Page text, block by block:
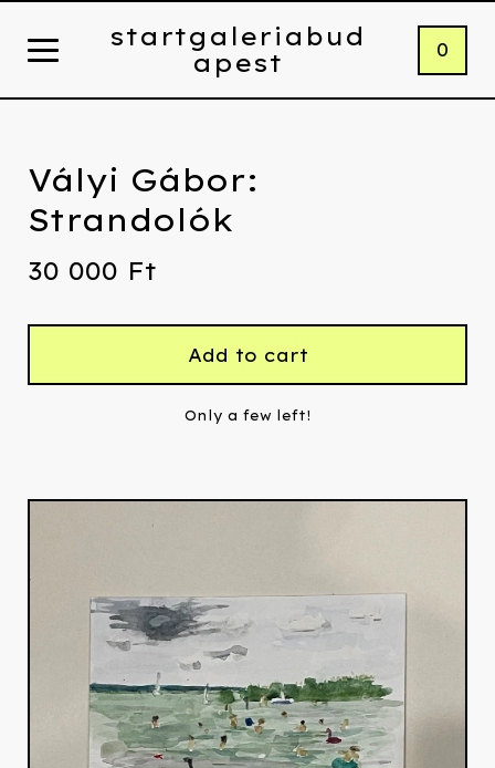
startgaleriabud
apest
0
Vályi Gábor:
Strandolók
30 000 Ft
Add to cart
Only a few left!